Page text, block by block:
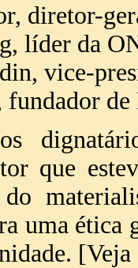
diretor-
líder da
vice-
de
que
uma ética